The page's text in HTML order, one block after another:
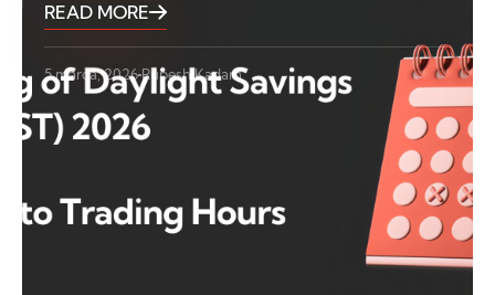
READ MORE
5 marca, 2026 Rupesh Kadam